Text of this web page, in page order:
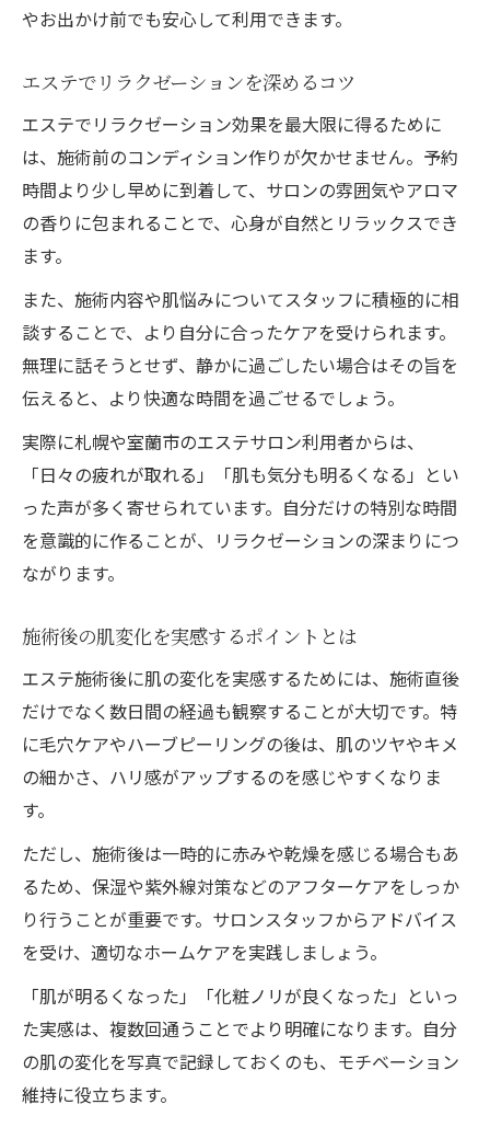
やお出かけ前でも安心して利用できます。
エステでリラクゼーションを深めるコツ
エステでリラクゼーション効果を最大限に得るために
は、施術前のコンディション作りが欠かせません。予約
時間より少し早めに到着して、サロンの雰囲気やアロマ
の香りに包まれることで、心身が自然とリラックスでき
ます。
また、施術内容や肌悩みについてスタッフに積極的に相
談することで、より自分に合ったケアを受けられます。
無理に話そうとせず、静かに過ごしたい場合はその旨を
伝えると、より快適な時間を過ごせるでしょう。
実際に札幌や室蘭市のエステサロン利用者からは、
「日々の疲れが取れる」「肌も気分も明るくなる」とい
った声が多く寄せられています。自分だけの特別な時間
を意識的に作ることが、リラクゼーションの深まりにつ
ながります。
施術後の肌変化を実感するポイントとは
エステ施術後に肌の変化を実感するためには、施術直後
だけでなく数日間の経過も観察することが大切です。特
に毛穴ケアやハーブピーリングの後は、肌のツヤやキメ
の細かさ、ハリ感がアップするのを感じやすくなりま
す。
ただし、施術後は一時的に赤みや乾燥を感じる場合もあ
るため、保湿や紫外線対策などのアフターケアをしっか
り行うことが重要です。サロンスタッフからアドバイス
を受け、適切なホームケアを実践しましょう。
「肌が明るくなった」「化粧ノリが良くなった」といっ
た実感は、複数回通うことでより明確になります。自分
の肌の変化を写真で記録しておくのも、モチベーション
維持に役立ちます。